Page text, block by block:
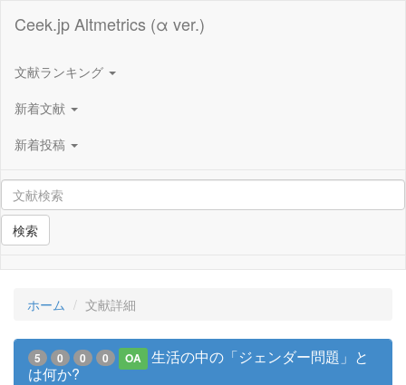
Ceek.jp Altmetrics (α ver.)
文献ランキング
新着文献
新着投稿
検索
ホーム 文献詳細
5 0 0 0 OA
生活の中の「ジェンダー問題」と
は何か?